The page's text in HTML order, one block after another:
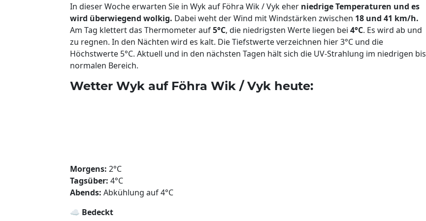
In dieser Woche erwarten Sie in Wyk auf Föhra Wik / Vyk eher niedrige Temperaturen und es
wird überwiegend wolkig. Dabei weht der Wind mit Windstärken zwischen 18 und 41 km/h.
Am Tag klettert das Thermometer auf5°C, die niedrigsten Werte liegen bei 4°C. Es wird ab und
zu regnen. In den Nächten wird es kalt. Die Tiefstwerte verzeichnen hier 3°C und die
Höchstwerte 5°C. Aktuell und in den nächsten Tagen hält sich die UV-Strahlung im niedrigen bis
normalen Bereich.
Wetter Wyk auf Föhra Wik / Vyk heute:
Morgens: 2°C
Tagsüber: 4°C
Abends: Abkühlung auf 4°C
☁️ Bedeckt